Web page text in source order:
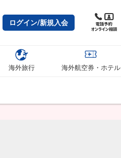
ログイン/新規入会
海外旅行 海外航空券・ホテル